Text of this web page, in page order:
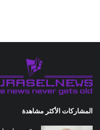
المشاركات الأكثر مشاهدة